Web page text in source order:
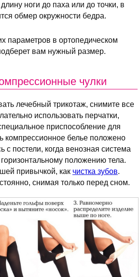
ноги до паха или до точки, в
обмер окружности бедра.
параметров в ортопедическом
вам нужный размер.
чулки
лечебный трикотаж, снимите все
использовать перчатки,
приспособление для
компрессионное белье положено
с постели, когда венозная система
положению тела.
привычкой, как чистка зубов.
снимая только перед сном.